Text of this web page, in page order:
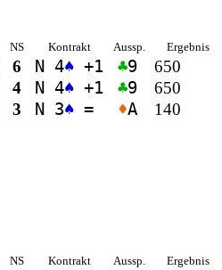
NS Kontrakt Aussp. Ergebnis
6 N 4♠ +1 ♣9 650
4 N 4♠ +1 ♣9 650
3 N 3♠ = ♦A 140
NS Kontrakt Aussp. Ergebnis